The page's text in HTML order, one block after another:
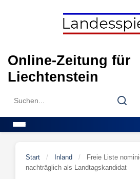
Online-Zeitung für
Liechtenstein
Search
Search
Start / Inland /
Freie Liste
nachträglich als Landtagskandidat